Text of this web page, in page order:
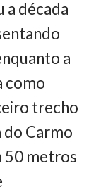
a década
a
como
trecho
Carmo
50 metros